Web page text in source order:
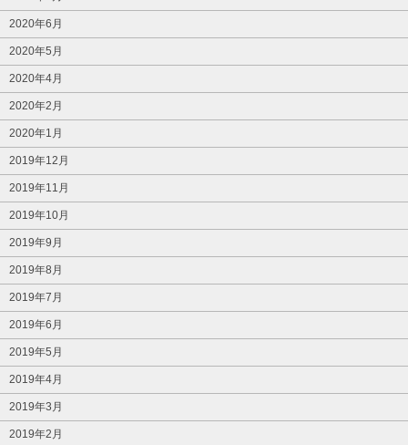
2020年6月
2020年5月
2020年4月
2020年2月
2020年1月
2019年12月
2019年11月
2019年10月
2019年9月
2019年8月
2019年7月
2019年6月
2019年5月
2019年4月
2019年3月
2019年2月